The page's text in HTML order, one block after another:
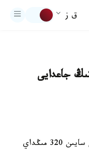
ق ز
جاعدايى
الماتى. KAZINFORM - الماتىدا جىل سايىن 320 مىڭداي